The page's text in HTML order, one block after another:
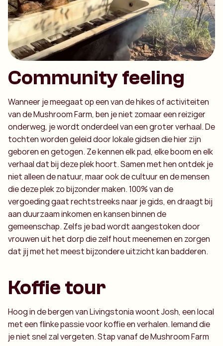
Community feeling
Wanneer je meegaat op een van de hikes of activiteiten
van de Mushroom Farm, ben je niet zomaar een reiziger
onderweg, je wordt onderdeel van een groter verhaal. De
tochten worden geleid door lokale gidsen die hier zijn
geboren en getogen. Ze kennen elk pad, elke boom en elk
verhaal dat bij deze plek hoort. Samen met hen ontdek je
niet alleen de natuur, maar ook de cultuur en de mensen
die deze plek zo bijzonder maken. 100% van de
vergoeding gaat rechtstreeks naar je gids, en draagt bij
aan duurzaam inkomen en kansen binnen de
gemeenschap. Zelfs je bad wordt aangestoken door
vrouwen uit het dorp die zelf hout meenemen en zorgen
dat jij met het meest bijzondere uitzicht kan badderen.
Koffie tour
Hoog in de bergen van Livingstonia woont Josh, een local
met een flinke passie voor koffie en verhalen. Iemand die
je niet snel zal vergeten. Stap vanaf de Mushroom Farm